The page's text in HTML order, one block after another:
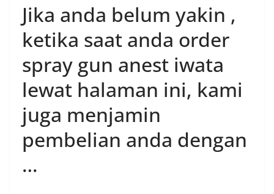
Jika anda belum yakin ,
ketika saat anda order
spray gun anest iwata
lewat halaman ini, kami
juga menjamin
pembelian anda dengan
…